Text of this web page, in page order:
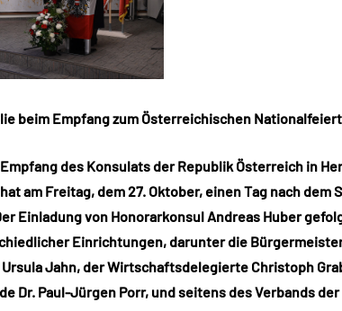
beim Empfang zum Österreichischen
des Konsulats der Republik Österreich in
am Freitag, dem 27. Oktober, einen Tag nach dem
Einladung von Honorarkonsul Andreas Huber
Einrichtungen, darunter die
Jahn, der Wirtschaftsdelegierte Christoph
Dr. Paul-Jürgen Porr, und seitens des Verbands